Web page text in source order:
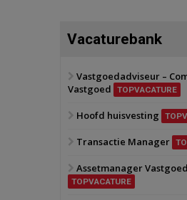
6 oktober 2026
22 september 2026
Vacaturebank
Vastgoedadviseur –
Vastgoed
TOPVACATURE
Hoofd huisvesting
Transactie Manager
Assetmanager Vastgoed
TOPVACATURE